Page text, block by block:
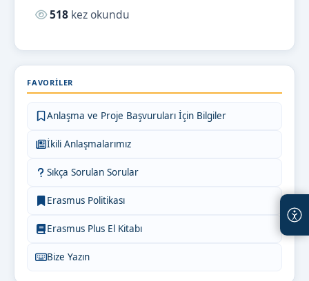
Okunma sayısı:
518 kez okundu
FAVORILER
Anlaşma ve Proje Başvuruları İçin Bilgiler
İkili Anlaşmalarımız
Sıkça Sorulan Sorular
Erasmus Politikası
Erasmus Plus El Kitabı
Bize Yazın